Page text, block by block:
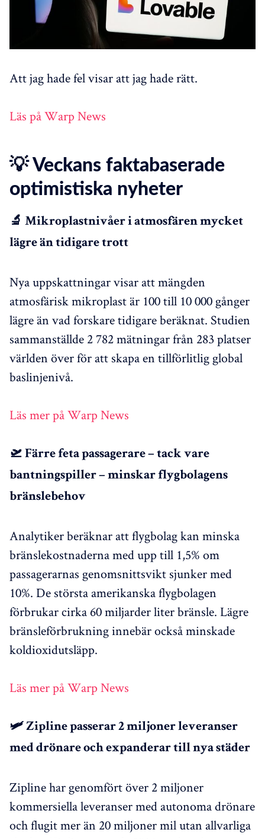
Att jag hade fel visar att jag hade rätt.
Läs på Warp News
💡 Veckans faktabaserade
optimistiska nyheter
🔬 Mikroplastnivåer i atmosfären mycket
lägre än tidigare trott
Nya uppskattningar visar att mängden
atmosfärisk mikroplast är 100 till 10 000 gånger
lägre än vad forskare tidigare beräknat. Studien
sammanställde 2 782 mätningar från 283 platser
världen över för att skapa en tillförlitlig global
baslinjenivå.
Läs mer på Warp News
🛫 Färre feta passagerare – tack vare
bantningspiller – minskar flygbolagens
bränslebehov
Analytiker beräknar att flygbolag kan minska
bränslekostnaderna med upp till 1,5% om
passagerarnas genomsnittsvikt sjunker med
10%. De största amerikanska flygbolagen
förbrukar cirka 60 miljarder liter bränsle. Lägre
bränsleförbrukning innebär också minskade
koldioxidutsläpp.
Läs mer på Warp News
🛩️ Zipline passerar 2 miljoner leveranser
med drönare och expanderar till nya städer
Zipline har genomfört över 2 miljoner
kommersiella leveranser med autonoma drönare
och flugit mer än 20 miljoner mil utan allvarliga